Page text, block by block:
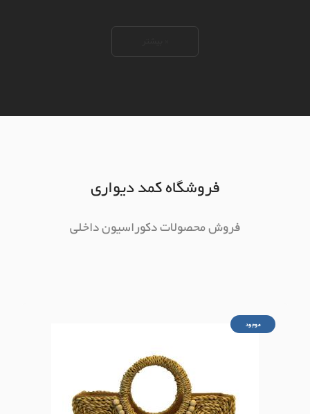
فروشگاه کمد دیواری
فروش محصولات دکوراسیون داخلی
موجود